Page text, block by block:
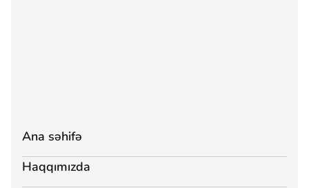
Ana səhifə
Haqqımızda